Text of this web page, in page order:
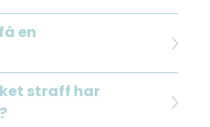
en
straff har